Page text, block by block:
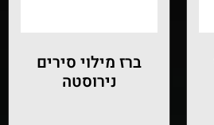
ברז מילוי סירים
נירוסטה